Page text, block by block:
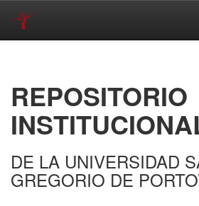
REPOSITORIO
DE LA UNIVERSIDAD
GREGORIO DE